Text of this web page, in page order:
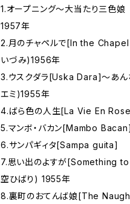
1.オープニング～大当たり三色
1957年
2.月のチャペルで[In the
いづみ)1956年
3.ウスクダラ[Uska Dara]～あ
エミ)1955年
4.ばら色の人生[La Vie En
5.マンボ・バカン[Mambo
6.サンパギィタ[Sampa guita]
7.思い出のよすが
空ひばり) 1955年
8.裏町のおてんば娘[The